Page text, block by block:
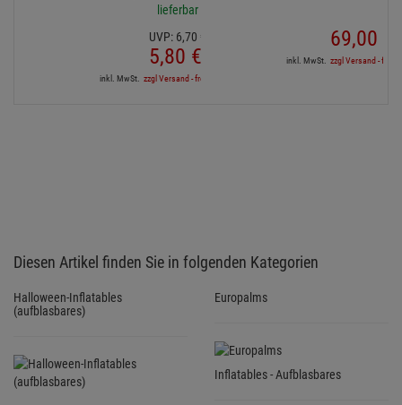
lieferbar
UVP: 6,70 €
5,80 €
inkl. MwSt. zzgl Versand - frei ab 90,-€ in DE
69,00
inkl. MwSt. zzgl Versand - frei
Diesen Artikel finden Sie in folgenden Kategorien
Halloween-Inflatables
(aufblasbares)
Europalms
Inflatables - Aufblasbares